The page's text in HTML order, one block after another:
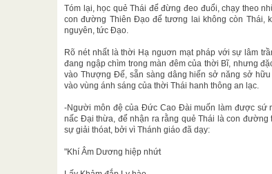
Tóm lại, học quẻ Thái để đừng đeo đuổi, chạy theo
con đường Thiên Đạo để tương lai không còn Thái,
nguyên, tức Đạo.
Rõ nét nhất là thời Hạ nguơn mạt pháp với sự lâm
đang ngập chìm trong màn đêm của thời Bĩ, nhưng
vào Thượng Đế, sẵn sàng dâng hiến sở năng sở
vào vùng ánh sáng của thời Thái hanh thông an lạc.
-Người môn đệ của Đức Cao Đài muốn làm được sứ
nấc Đại thừa, để nhận ra rằng quẻ Thái là con
sự giải thóat, bởi vì Thánh giáo đã dạy:
"Khí Âm Dương hiệp nhứt